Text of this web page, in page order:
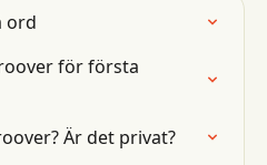
ord
för första
Är det privat?